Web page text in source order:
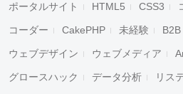
ポータルサイト HTML5 CSS3
コーダー CakePHP 未経験 B2B
ウェブデザイン ウェブメディア
グロースハック データ分析 リス